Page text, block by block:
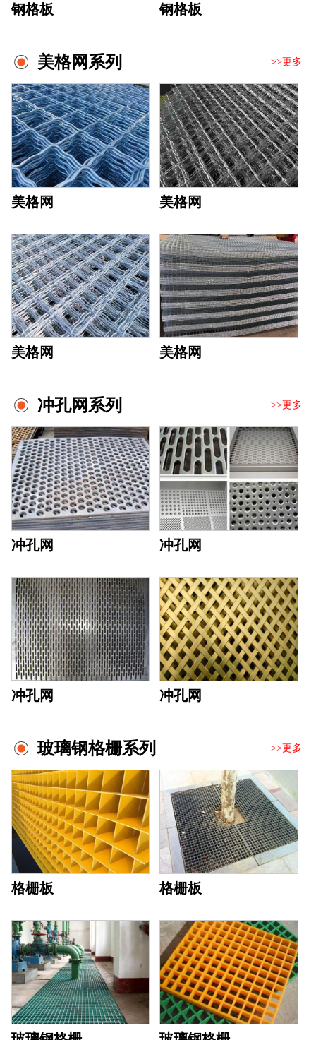
钢格板 钢格板
美格网系列 >>更多
美格网 美格网
美格网 美格网
冲孔网系列 >>更多
冲孔网 冲孔网
冲孔网 冲孔网
玻璃钢格栅系列 >>更多
格栅板 格栅板